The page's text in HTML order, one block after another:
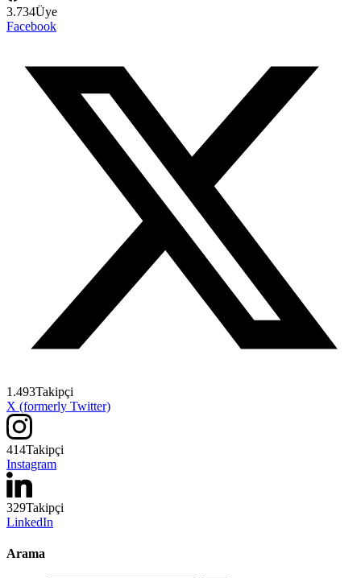
3.734Üye
Facebook
1.493Takipçi
X (formerly Twitter)
414Takipçi
Instagram
329Takipçi
LinkedIn
Arama